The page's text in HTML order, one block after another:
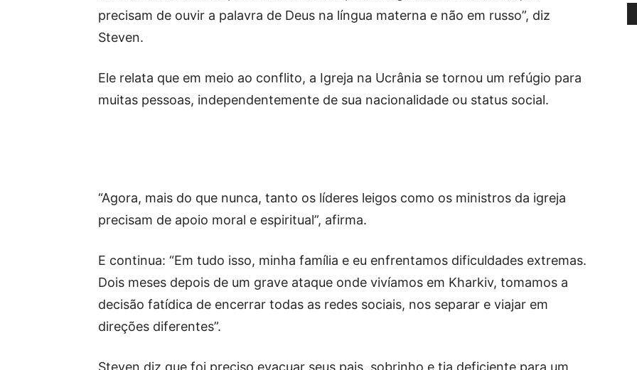
precisam de ouvir a palavra de Deus na língua materna e não em russo”, diz
Steven.
Ele relata que em meio ao conflito, a Igreja na Ucrânia se tornou um refúgio para
muitas pessoas, independentemente de sua nacionalidade ou status social.
“Agora, mais do que nunca, tanto os líderes leigos como os ministros da igreja
precisam de apoio moral e espiritual”, afirma.
E continua: “Em tudo isso, minha família e eu enfrentamos dificuldades extremas.
Dois meses depois de um grave ataque onde vivíamos em Kharkiv, tomamos a
decisão fatídica de encerrar todas as redes sociais, nos separar e viajar em
direções diferentes”.
Steven diz que foi preciso evacuar seus pais, sobrinho e tia deficiente para um